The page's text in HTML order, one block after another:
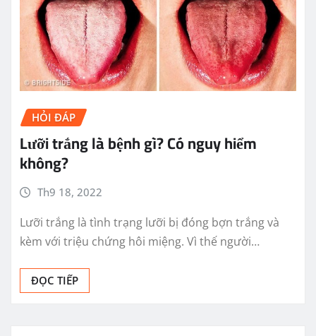
HỎI ĐÁP
Lưỡi trắng là bệnh gì? Có nguy hiểm
không?
Th9 18, 2022
Lưỡi trắng là tình trạng lưỡi bị đóng bợn trắng và
kèm với triệu chứng hôi miệng. Vì thế người…
ĐỌC TIẾP